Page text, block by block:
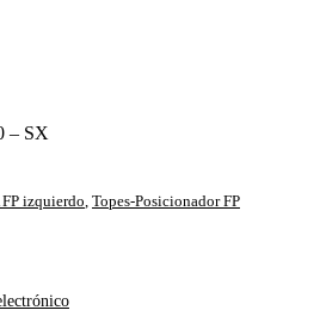
– SX
izquierdo Topes-Posicionador FP